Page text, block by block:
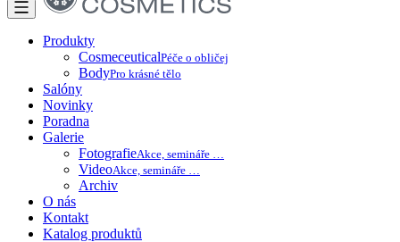
Produkty
CosmeceuticalPéče o obličej
BodyPro krásné tělo
Salóny
Novinky
Poradna
Galerie
FotografieAkce, semináře …
VideoAkce, semináře …
Archiv
O nás
Kontakt
Katalog produktů